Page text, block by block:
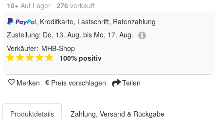
10+ Auf Lager 276 verkauft
, Kreditkarte, Lastschrift, Ratenzahlung
Zustellung: Do, 13. Aug. bis Mo, 17. Aug.
Verkäufer: MHB-Shop
100% positiv
Merken Preis vorschlagen Teilen
Produktdetails Zahlung, Versand & Rückgabe